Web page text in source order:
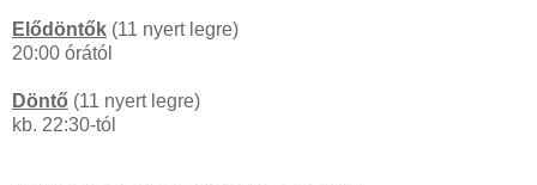
Elődöntők (11 nyert legre)
20:00 órától
Döntő (11 nyert legre)
kb. 22:30-tól